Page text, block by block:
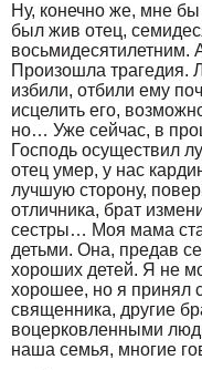
Ну, конечно же, мне
был жив отец,
восьмидесятилетним.
Произошла трагедия.
избили, отбили ему
исцелить его,
но… Уже сейчас, в
Господь осуществил
отец умер, у нас
лучшую сторону,
отличника, брат
сестры… Моя мама
детьми. Она, предав
хороших детей. Я не
хорошее, но я принял
священника, другие
воцерковленными
наша семья, многие